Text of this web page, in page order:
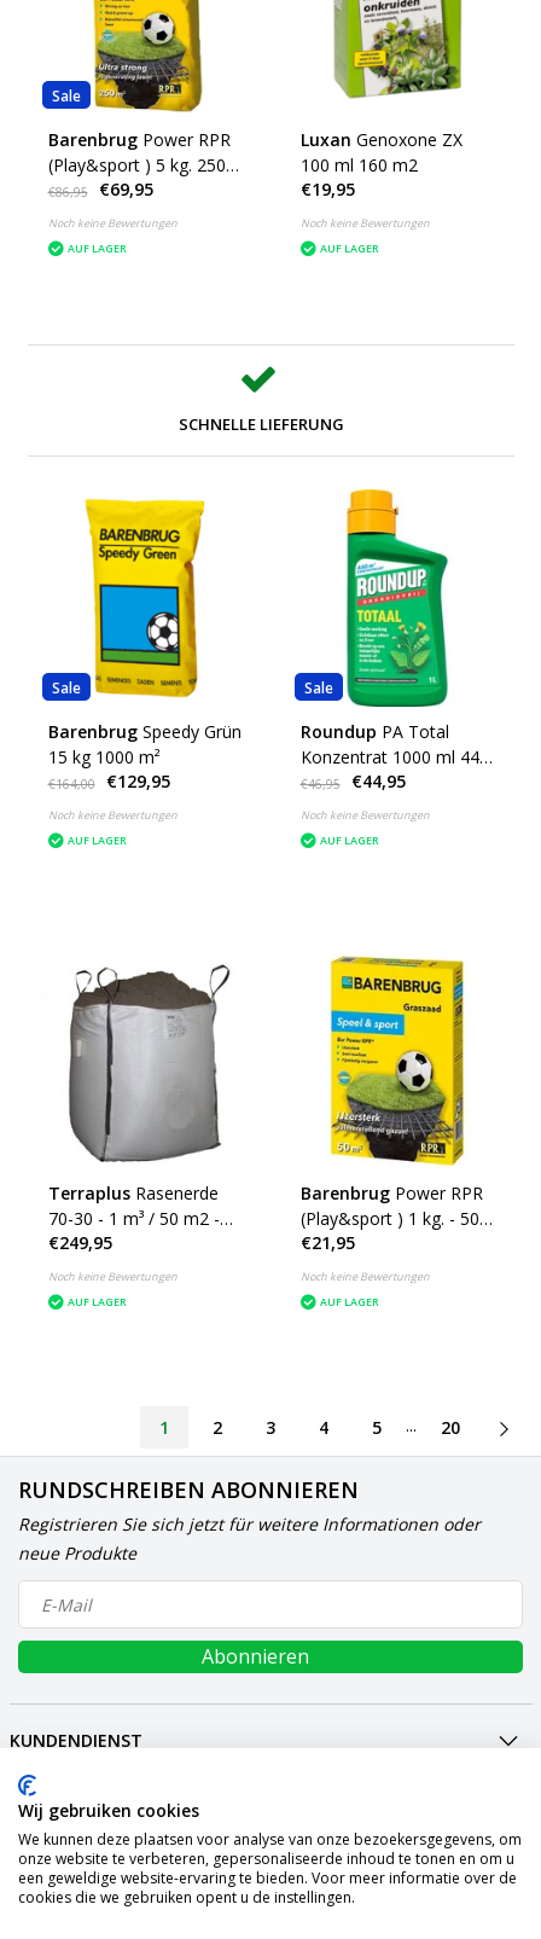
Sale
Barenbrug Power RPR
(Play&sport ) 5 kg. 250
m²
€86,95 €69,95
Noch keine Bewertungen
AUF LAGER
Luxan Genoxone ZX
100 ml 160 m2
€19,95
Noch keine Bewertungen
AUF LAGER
SCHNELLE LIEFERUNG
Sale
Barenbrug Speedy Grün
15 kg 1000 m²
€164,00 €129,95
Noch keine Bewertungen
AUF LAGER
Sale
Roundup PA Total
Konzentrat 1000 ml 440
m2
€46,95 €44,95
Noch keine Bewertungen
AUF LAGER
Terraplus Rasenerde
70-30 - 1 m³ / 50 m2 -
Big Bag
€249,95
Noch keine Bewertungen
AUF LAGER
Barenbrug Power RPR
(Play&sport ) 1 kg. - 50
m²
€21,95
Noch keine Bewertungen
AUF LAGER
1 2 3 4 5 ... 20
RUNDSCHREIBEN ABONNIEREN
Registrieren Sie sich jetzt für weitere Informationen oder
neue Produkte
Abonnieren
KUNDENDIENST
MEIN KONTO
INTERNATIONAL
ZAHLUNGSARTEN
VERSAND
Wij gebruiken cookies
We kunnen deze plaatsen voor analyse van onze bezoekersgegevens, om
onze website te verbeteren, gepersonaliseerde inhoud te tonen en om u
een geweldige website-ervaring te bieden. Voor meer informatie over de
cookies die we gebruiken opent u de instellingen.